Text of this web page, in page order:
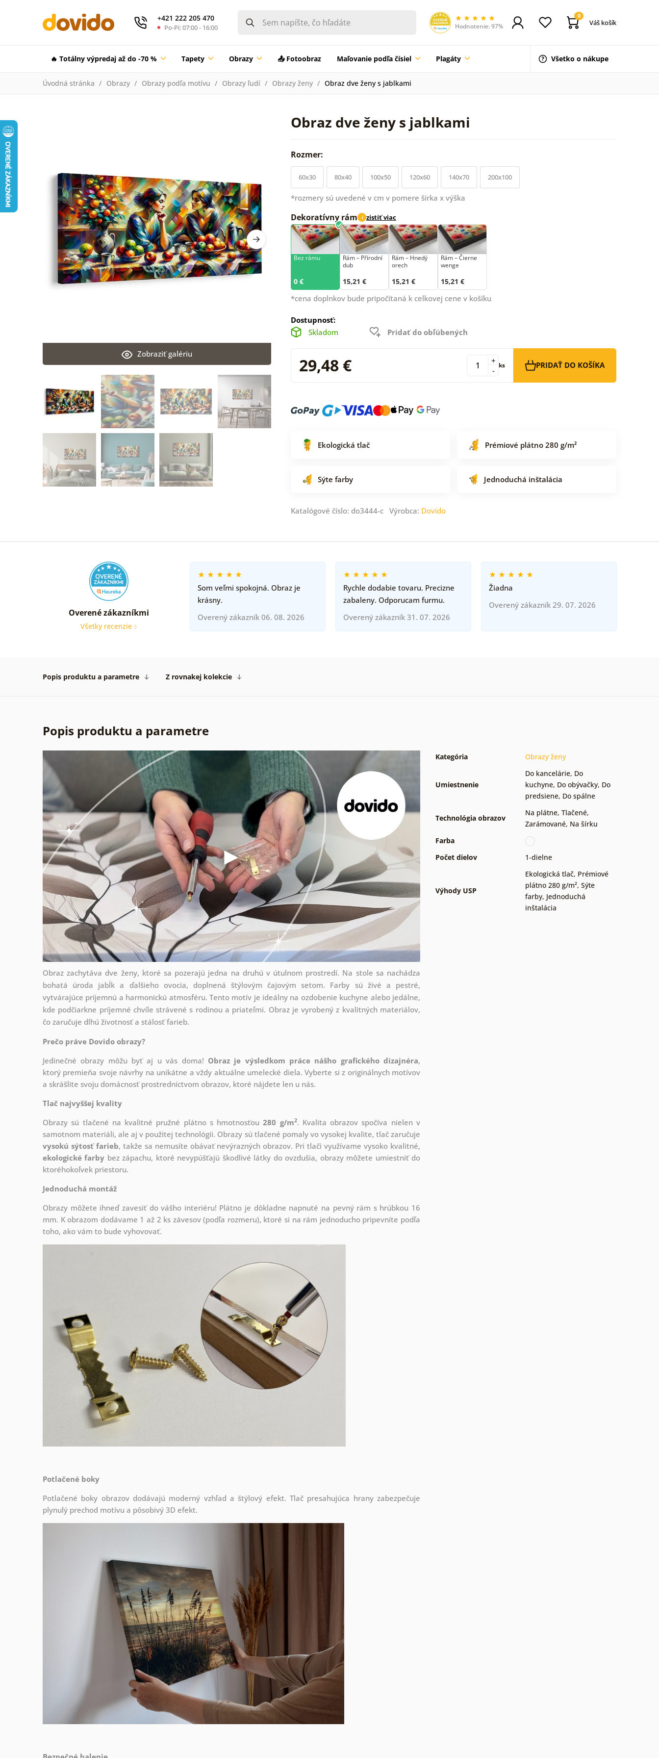
+421 222 205 470
Po-Pi: 07:00 - 16:00 Hodnotenie: 97%
0
Váš košík
🔥 Totálny výpredaj až do -70 % Tapety Obrazy 📤 Fotoobraz Maľovanie podľa čísiel Plagáty Všetko o nákupe
Úvodná stránka Obrazy Obrazy podľa motívu Obrazy ľudí Obrazy ženy Obraz dve ženy s jablkami
Obraz dve ženy s jablkami
Zobraziť galériu
Rozmer:
60x30 80x40 100x50 120x60 140x70 200x100
*rozmery sú uvedené v cm v pomere šírka x výška
Dekoratívny rám i zistiť viac
Bez rámu
0 €
Rám –⁠⁠⁠⁠⁠⁠ Přírodní
dub
15,21 €
Rám – Hnedý
orech
15,21 €
Rám – Čierne
wenge
15,21 €
*cena doplnkov bude pripočítaná k celkovej cene v košíku
Dostupnosť:
Skladom
Pridať do obľúbených
29,48 € -
+ ks PRIDAŤ DO KOŠÍKA
Ekologická tlač Prémiové plátno 280 g/m²
Sýte farby Jednoduchá inštalácia
Katalógové číslo: do3444-c Výrobca: Dovido
Overené zákazníkmi
Všetky recenzie
Som veľmi spokojná. Obraz je
krásny.
Overený zákazník 06. 08. 2026
Rychle dodabie tovaru. Precizne
zabaleny. Odporucam furmu.
Overený zákazník 31. 07. 2026
Žiadna
Overený zákazník 29. 07. 2026
Popis produktu a parametre Z rovnakej kolekcie
Popis produktu a parametre
Obraz zachytáva dve ženy, ktoré sa pozerajú jedna na druhú v útulnom prostredí. Na stole sa nachádza
bohatá úroda jabĺk a ďalšieho ovocia, doplnená štýlovým čajovým setom. Farby sú živé a pestré,
vytvárajúce príjemnú a harmonickú atmosféru. Tento motív je ideálny na ozdobenie kuchyne alebo jedálne,
kde podčiarkne príjemné chvíle strávené s rodinou a priateľmi. Obraz je vyrobený z kvalitných materiálov,
čo zaručuje dlhú životnosť a stálosť farieb.
Prečo práve Dovido obrazy?
Jedinečné obrazy môžu byť aj u vás doma! Obraz je výsledkom práce nášho grafického dizajnéra,
ktorý premieňa svoje návrhy na unikátne a vždy aktuálne umelecké diela. Vyberte si z originálnych motívov
a skrášlite svoju domácnosť prostredníctvom obrazov, ktoré nájdete len u nás.
Tlač najvyššej kvality
Obrazy sú tlačené na kvalitné pružné plátno s hmotnosťou280 g/m2. Kvalita obrazov spočíva nielen v
samotnom materiáli, ale aj v použitej technológii. Obrazy sú tlačené pomaly vo vysokej kvalite, tlač zaručuje
vysokú sýtosť farieb, takže sa nemusíte obávať nevýrazných obrazov. Pri tlači využívame vysoko kvalitné,
ekologické farby bez zápachu, ktoré nevypúšťajú škodlivé látky do ovzdušia, obrazy môžete umiestniť do
ktoréhokoľvek priestoru.
Jednoduchá montáž
Obrazy môžete ihneď zavesiť do vášho interiéru! Plátno je dôkladne napnuté na pevný rám s hrúbkou 16
mm. K obrazom dodávame 1 až 2 ks závesov (podľa rozmeru), ktoré si na rám jednoducho pripevníte podľa
toho, ako vám to bude vyhovovať.
Potlačené boky
Potlačené boky obrazov dodávajú moderný vzhľad a štýlový efekt. Tlač presahujúca hrany zabezpečuje
plynulý prechod motívu a pôsobivý 3D efekt.
Kategória Obrazy ženy
Umiestnenie
Do kancelárie, Do
kuchyne, Do obývačky, Do
predsiene, Do spálne
Technológia obrazov
Na plátne, Tlačené,
Zarámované, Na šírku
Farba
Počet dielov
1-dielne
Výhody USP
Ekologická tlač, Prémiové
plátno 280 g/m², Sýte
farby, Jednoduchá
inštalácia